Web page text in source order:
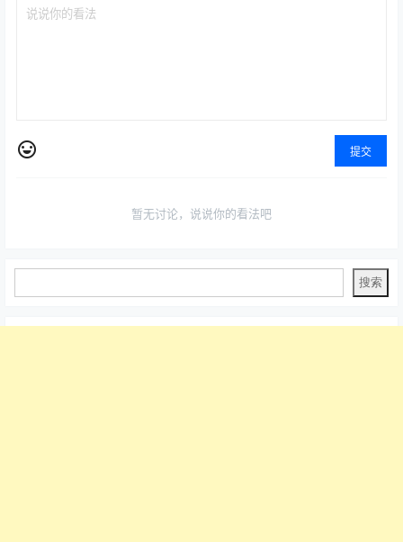
提交
暂无讨论，说说你的看法吧